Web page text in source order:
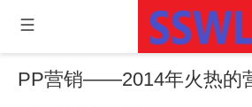
PP营销——2014年火热的